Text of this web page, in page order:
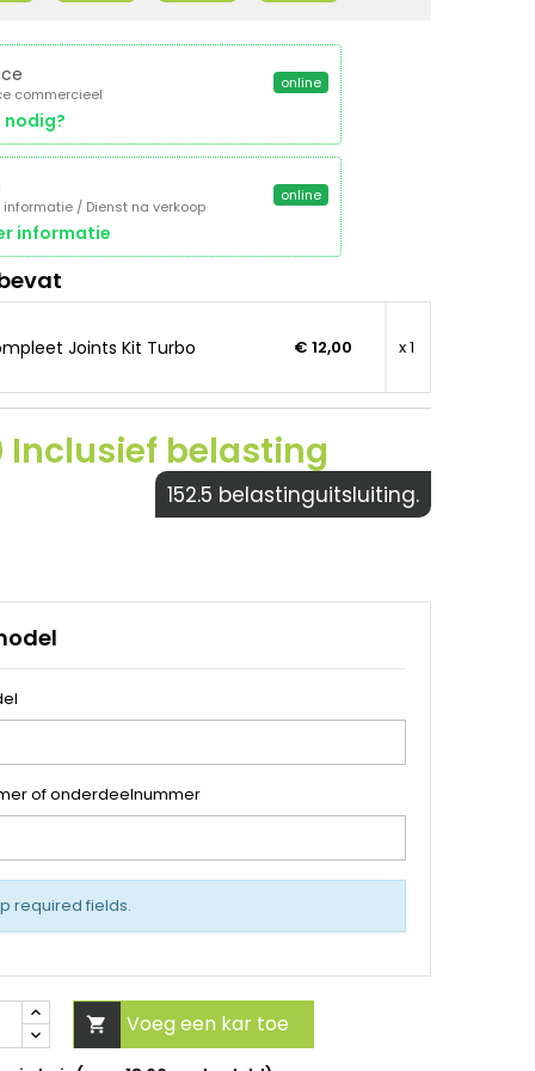
commercieel
nodig?
online
informatie / Dienst na verkoop
informatie
online
Joints Kit Turbo € 12,00 x 1
Inclusief belasting
152.5 belastinguitsluiting.
of onderdeelnummer
required fields.
 Voeg een kar toe